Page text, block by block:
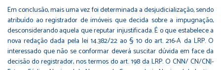
Em conclusão, mais uma vez foi determinada a desjudicialização, sendo
atribuído ao registrador de imóveis que decida sobre a impugnação,
desconsiderando aquela que reputar injustificada. É o que estabelece a
nova redação dada pela lei 14.382/22 ao § 10 do art. 216-A da LRP. O
interessado que não se conformar deverá suscitar dúvida em face da
decisão do registrador, nos termos do art. 198 da LRP. O CNN/ CN/CNJ-